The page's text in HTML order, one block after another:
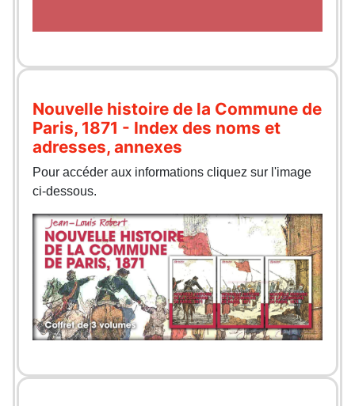
Nouvelle histoire de la Commune de
Paris, 1871 - Index des noms et
adresses, annexes
Pour accéder aux informations cliquez sur l'image
ci-dessous.